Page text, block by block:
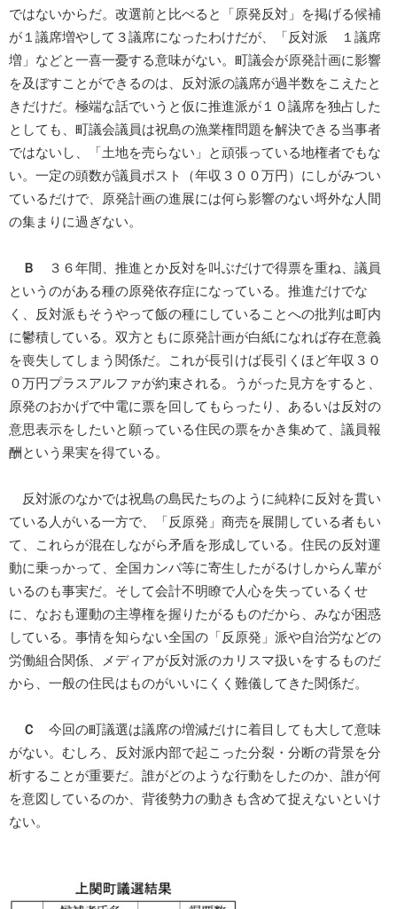
ではないからだ。改選前と比べると「原発反対」を掲げる候補
が１議席増やして３議席になったわけだが、「反対派 １議席
増」などと一喜一憂する意味がない。町議会が原発計画に影響
を及ぼすことができるのは、反対派の議席が過半数をこえたと
きだけだ。極端な話でいうと仮に推進派が１０議席を独占した
としても、町議会議員は祝島の漁業権問題を解決できる当事者
ではないし、「土地を売らない」と頑張っている地権者でもな
い。一定の頭数が議員ポスト（年収３００万円）にしがみつい
ているだけで、原発計画の進展には何ら影響のない埒外な人間
の集まりに過ぎない。
Ｂ
３６年間、推進とか反対を叫ぶだけで得票を重ね、議員
というのがある種の原発依存症になっている。推進だけでな
く、反対派もそうやって飯の種にしていることへの批判は町内
に鬱積している。双方ともに原発計画が白紙になれば存在意義
を喪失してしまう関係だ。これが長引けば長引くほど年収３０
０万円プラスアルファが約束される。うがった見方をすると、
原発のおかげで中電に票を回してもらったり、あるいは反対の
意思表示をしたいと願っている住民の票をかき集めて、議員報
酬という果実を得ている。
反対派のなかでは祝島の島民たちのように純粋に反対を貫い
ている人がいる一方で、「反原発」商売を展開している者もい
て、これらが混在しながら矛盾を形成している。住民の反対運
動に乗っかって、全国カンパ等に寄生したがるけしからん輩が
いるのも事実だ。そして会計不明瞭で人心を失っているくせ
に、なおも運動の主導権を握りたがるものだから、みなが困惑
している。事情を知らない全国の「反原発」派や自治労などの
労働組合関係、メディアが反対派のカリスマ扱いをするものだ
から、一般の住民はものがいいにくく難儀してきた関係だ。
Ｃ 今回の町議選は議席の増減だけに着目しても大して意味
がない。むしろ、反対派内部で起こった分裂・分断の背景を分
析することが重要だ。誰がどのような行動をしたのか、誰が何
を意図しているのか、背後勢力の動きも含めて捉えないといけ
ない。